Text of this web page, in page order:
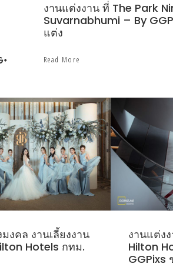
งานแต่งงาน ที่ The Park
Suvarnabhumi – By
แต่ง
Read More
งคล งานเลี้ยงงาน
Hotels กทม.
งานแต่ง
Hilton
GGPixs